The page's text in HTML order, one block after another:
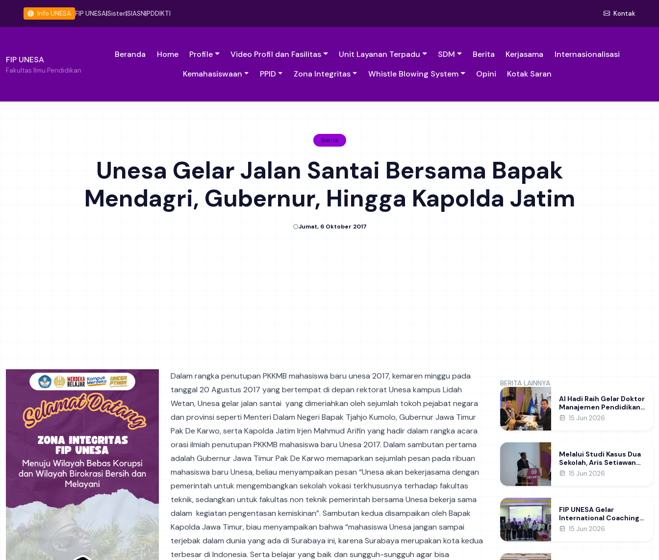
Info UNESA FIP UNESA|Sister|SIASN|PDDIKTI Kontak
FIP UNESA
Fakultas Ilmu Pendidikan
Beranda Home Profile Video Profil dan Fasilitas Unit Layanan Terpadu SDM Berita Kerjasama
Internasionalisasi
Kemahasiswaan
PPID Zona Integritas Whistle Blowing System Opini Kotak Saran
Berita
Unesa Gelar Jalan Santai Bersama Bapak
Mendagri, Gubernur, Hingga Kapolda Jatim
Jumat, 6 Oktober 2017
Dalam rangka penutupan PKKMB mahasiswa baru unesa 2017, kemaren minggu pada
tanggal 20 Agustus 2017 yang bertempat di depan rektorat Unesa kampus Lidah
Wetan, Unesa gelar jalan santai yang dimeriahkan oleh sejumlah tokoh pejabat negara
dan provinsi seperti Menteri Dalam Negeri Bapak Tjahjo Kumolo, Gubernur Jawa Timur
Pak De Karwo, serta Kapolda Jatim Irjen Mahmud Arifin yang hadir dalam rangka acara
orasi ilmiah penutupan PKKMB mahasiswa baru Unesa 2017. Dalam sambutan pertama
adalah Gubernur Jawa Timur Pak De Karwo memaparkan sejumlah pesan pada ribuan
mahasiswa baru Unesa, beliau menyampaikan pesan “Unesa akan bekerjasama dengan
pemerintah untuk mengembangkan sekolah vokasi terkhususnya terhadap fakultas
teknik, sedangkan untuk fakultas non teknik pemerintah bersama Unesa bekerja sama
dalam kegiatan pengentasan kemiskinan”. Sambutan kedua disampaikan oleh Bapak
Kapolda Jawa Timur, biau menyampaikan bahwa “mahasiswa Unesa jangan sampai
terjebak dalam dunia yang ada di Surabaya ini, karena Surabaya merupakan kota kedua
terbesar di Indonesia. Serta belajar yang baik dan sungguh-sungguh agar bisa
BERITA LAINNYA
Al Hadi Raih Gelar Doktor
Manajemen Pendidikan
FIP UNESA melalui Riset
Guru
15 Jun 2026
Melalui Studi Kasus Dua
Sekolah, Aris Setiawan
Raih Gelar Doktor di FIP
Manajemen
15 Jun 2026
FIP UNESA Gelar
International Coaching
Clinic Bersama Pakar
Thailand, Kupas Strategi
15 Jun 2026